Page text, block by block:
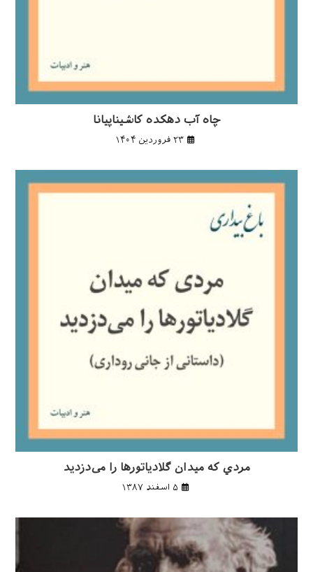
چاه آب دهکده کاشیناپیانا
۲۳ فروردین ۱۴۰۴
مردي كه ميدان گلادياتورها را می‌دزديد
۵ اسفند ۱۳۸۷